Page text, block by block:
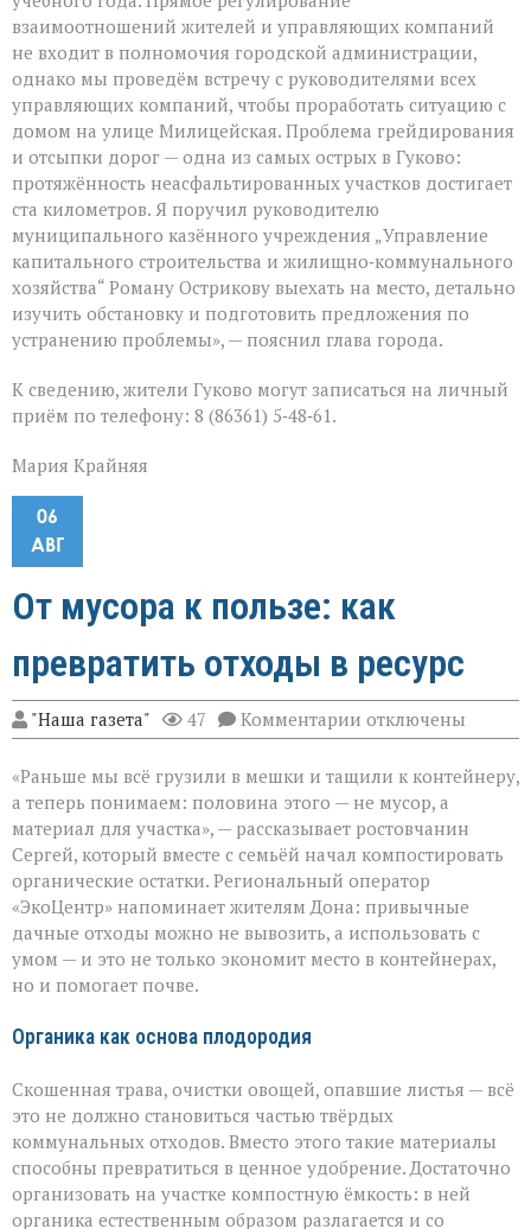
взаимоотношений жителей и управляющих компаний
не входит в полномочия городской администрации,
однако мы проведём встречу с руководителями всех
управляющих компаний, чтобы проработать ситуацию с
домом на улице Милицейская. Проблема грейдирования
и отсыпки дорог — одна из самых острых в Гуково:
протяжённость неасфальтированных участков достигает
ста километров. Я поручил руководителю
муниципального казённого учреждения „Управление
капитального строительства и жилищно‑коммунального
хозяйства“ Роману Острикову выехать на место, детально
изучить обстановку и подготовить предложения по
устранению проблемы», — пояснил глава города.
К сведению, жители Гуково могут записаться на личный
приём по телефону: 8 (86361) 5‑48‑61.
Мария Крайняя
06
АВГ
От мусора к пользе: как
превратить отходы в ресурс
"Наша газета" 47 Комментарии к
записи
мусора
к
пользе:
как
превратить
отходы
в
ресурс
отключены
«Раньше мы всё грузили в мешки и тащили к контейнеру,
а теперь понимаем: половина этого — не мусор, а
материал для участка», — рассказывает ростовчанин
Сергей, который вместе с семьёй начал компостировать
органические остатки. Региональный оператор
«ЭкоЦентр» напоминает жителям Дона: привычные
дачные отходы можно не вывозить, а использовать с
умом — и это не только экономит место в контейнерах,
но и помогает почве.
Органика как основа плодородия
Скошенная трава, очистки овощей, опавшие листья — всё
это не должно становиться частью твёрдых
коммунальных отходов. Вместо этого такие материалы
способны превратиться в ценное удобрение. Достаточно
организовать на участке компостную ёмкость: в ней
органика естественным образом разлагается и со